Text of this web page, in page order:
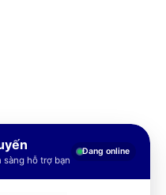
sàng hỗ trợ bạn
Đang online